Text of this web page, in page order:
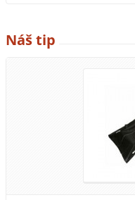
Náš tip